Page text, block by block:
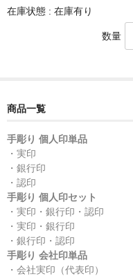
在庫状態 : 在庫有り
数量
商品一覧
手彫り 個人印単品
・実印
・銀行印
・認印
手彫り 個人印セット
・実印・銀行印・認印
・実印・銀行印
・銀行印・認印
手彫り 会社印単品
・会社実印（代表印）